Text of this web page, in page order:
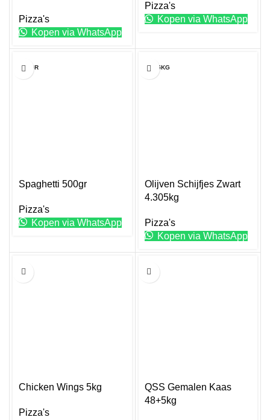
Pizza's
Kopen via WhatsApp
Pizza's
Kopen via WhatsApp
500GR
Spaghetti 500gr
Pizza's
Kopen via WhatsApp
4.305KG
Olijven Schijfjes Zwart
4.305kg
Pizza's
Kopen via WhatsApp
5KG
Chicken Wings 5kg
Pizza's
5KG
QSS Gemalen Kaas
48+5kg